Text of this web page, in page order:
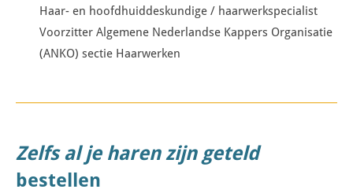
Haar- en hoofdhuiddeskundige / haarwerkspecialist
Voorzitter Algemene Nederlandse Kappers Organisatie
(ANKO) sectie Haarwerken
Zelfs al je haren zijn geteld
bestellen